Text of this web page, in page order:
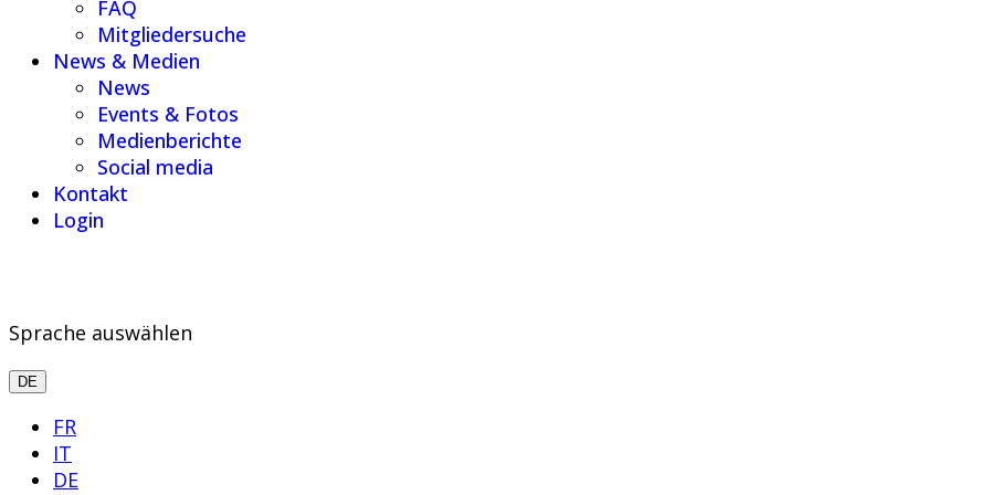
FAQ
Mitgliedersuche
News & Medien
News
Events & Fotos
Medienberichte
Social media
Kontakt
Login
Sprache auswählen
DE
FR
IT
DE